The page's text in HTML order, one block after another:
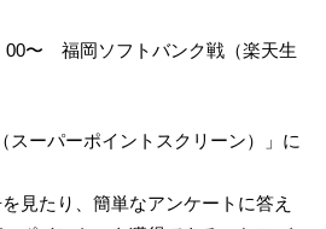
00〜 福岡ソフトバンク戦（楽天生
スーパーポイントスクリーン）」に
見たり、簡単なアンケートに答え